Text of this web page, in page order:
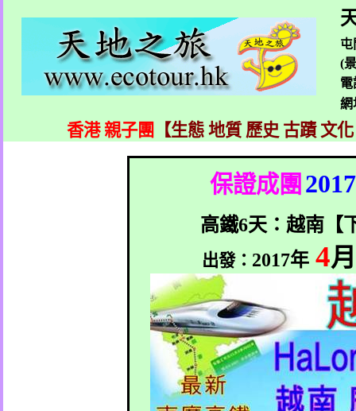
屯
(
電
香港 親子團 【生態 地質 歷史 古蹟 文
保證成團 2017
高鐵6天：越南【
出發： 2017年 4月